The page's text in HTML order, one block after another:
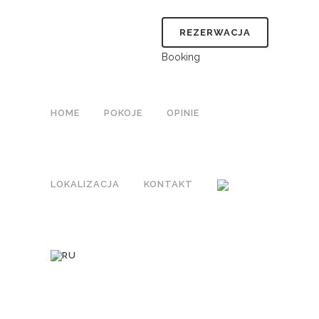
REZERWACJA
Booking
HOME POKOJE OPINIE
LOKALIZACJA KONTAKT